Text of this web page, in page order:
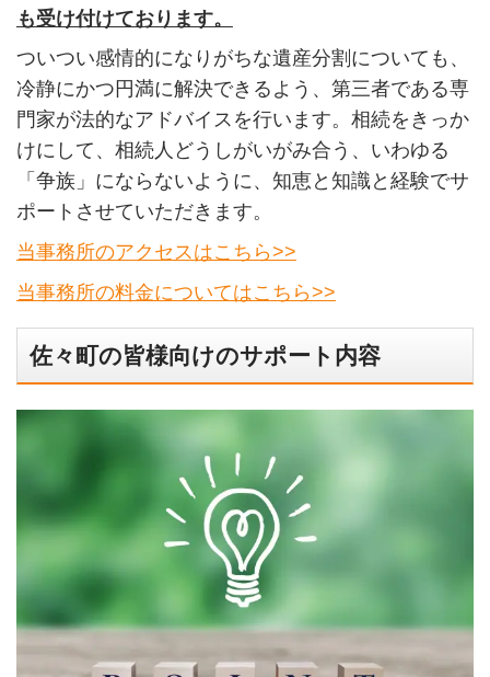
も受け付けております。
ついつい感情的になりがちな遺産分割についても、
冷静にかつ円満に解決できるよう、第三者である専
門家が法的なアドバイスを行います。相続をきっか
けにして、相続人どうしがいがみ合う、いわゆる
「争族」にならないように、知恵と知識と経験でサ
ポートさせていただきます。
当事務所のアクセスはこちら>>
当事務所の料金についてはこちら>>
佐々町の皆様向けのサポート内容